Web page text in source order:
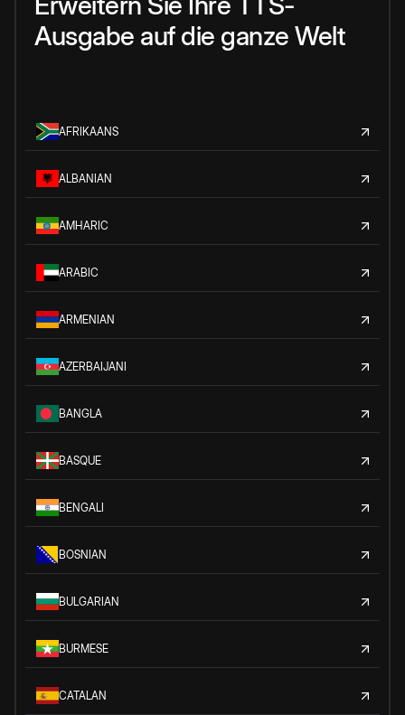
Ausgabe auf die ganze Welt
AFRIKAANS
ALBANIAN
AMHARIC
ARABIC
ARMENIAN
AZERBAIJANI
BANGLA
BASQUE
BENGALI
BOSNIAN
BULGARIAN
BURMESE
CATALAN